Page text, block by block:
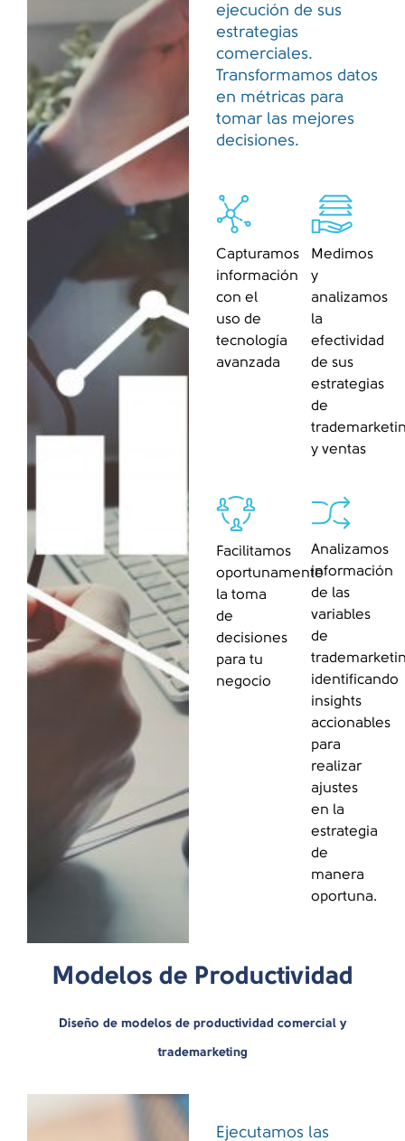
ejecución de sus
estrategias
comerciales.
Transformamos datos
en métricas para
tomar las mejores
decisiones.
Capturamos
información
con el
uso de
tecnología
avanzada
Medimos
y
analizamos
la
efectividad
de sus
estrategias
de
y ventas
Facilitamos
oportunamente
la toma
de
decisiones
para tu
negocio
Analizamos
información
de las
variables
de
identificando
insights
accionables
para
realizar
ajustes
en la
estrategia
de
manera
oportuna.
Modelos de Productividad
Diseño de modelos de productividad comercial y
trademarketing
Ejecutamos las